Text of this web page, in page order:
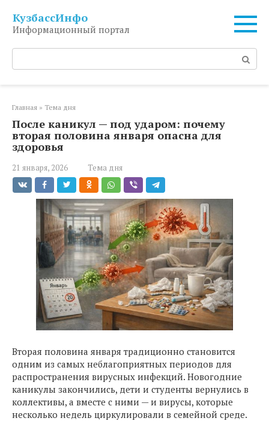
контенту
КузбассИнфо
Информационный портал
Поиск:
Главная » Тема дня
После каникул — под ударом: почему
вторая половина января опасна для
здоровья
21 января, 2026 Тема дня
Вторая половина января традиционно становится
одним из самых неблагоприятных периодов для
распространения вирусных инфекций. Новогодние
каникулы закончились, дети и студенты вернулись в
коллективы, а вместе с ними — и вирусы, которые
несколько недель циркулировали в семейной среде.